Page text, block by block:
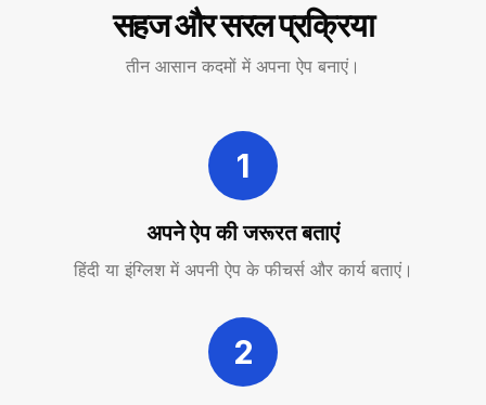
सहज और सरल प्रक्रिया
तीन आसान कदमों में अपना ऐप बनाएं।
1
अपने ऐप की जरूरत बताएं
हिंदी या इंग्लिश में अपनी ऐप के फीचर्स और कार्य बताएं।
2